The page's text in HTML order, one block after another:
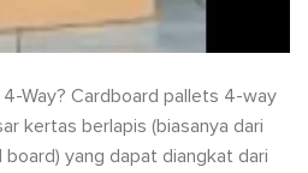
Way? Cardboard pallets 4-way
kertas berlapis (biasanya dari
yang dapat diangkat dari